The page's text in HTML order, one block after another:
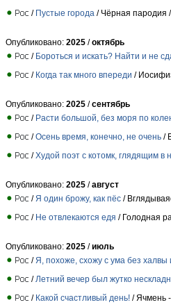
/ Пустые города / Чёрная пародия /
Опубликовано: 2025 /октябрь
/ Бороться и искать? Найти и не
/ Когда так много впереди /
Опубликовано: 2025 /сентябрь
/ Расти большой, без моря по
/Осень время, конечно, не очень /
/Худой поэт с котомк, глядящим в
Опубликовано: 2025 /август
/ Я один брожу, как пёс /
/ Не отвлекаются едя / Голодная
Опубликовано: 2025 /июль
/ Я, похоже, схожу с ума без
/ Летний вечер был жутко
/ Какой счастливый день! / Ячмень